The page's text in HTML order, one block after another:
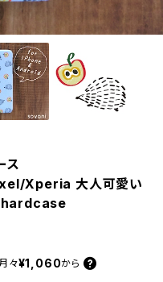
ス
Xperia 大人可愛い
hardcase
月々¥1,060から